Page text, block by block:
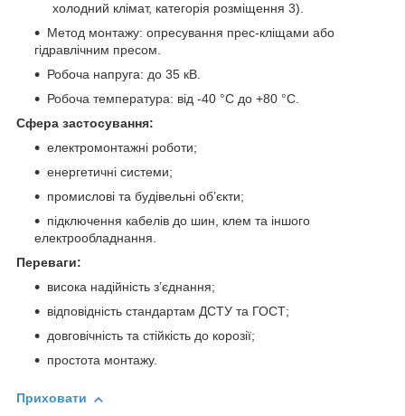
холодний клімат, категорія розміщення 3).
Метод монтажу: опресування прес-кліщами або
гідравлічним пресом.
Робоча напруга: до 35 кВ.
Робоча температура: від -40 °C до +80 °C.
Сфера застосування:
електромонтажні роботи;
енергетичні системи;
промислові та будівельні об’єкти;
підключення кабелів до шин, клем та іншого
електрообладнання.
Переваги:
висока надійність з’єднання;
відповідність стандартам ДСТУ та ГОСТ;
довговічність та стійкість до корозії;
простота монтажу.
Приховати